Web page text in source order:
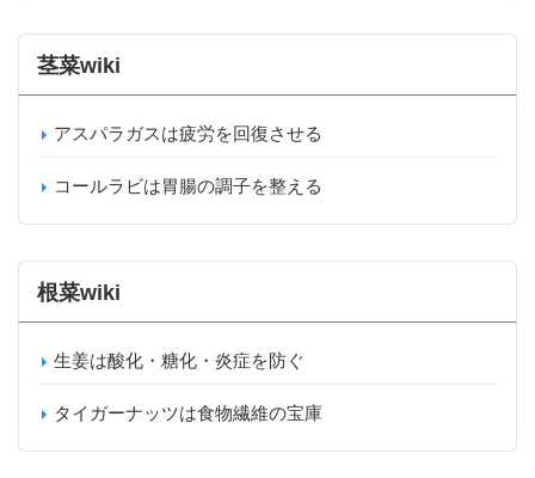
茎菜wiki
アスパラガスは疲労を回復させる
コールラビは胃腸の調子を整える
根菜wiki
生姜は酸化・糖化・炎症を防ぐ
タイガーナッツは食物繊維の宝庫